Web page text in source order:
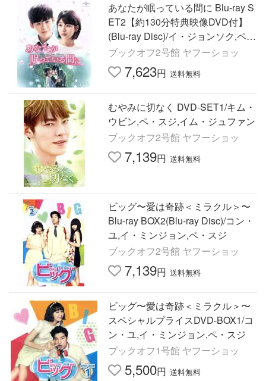
あなたが眠っている間に Blu-ray S
ET2【約130分特典映像DVD付】
(Blu-ray Disc)/イ・ジョンソク,ペ・
スジ
ブックオフ2号館 ヤフーショッ
7,623円 送料無料
むやみに切なく DVD-SET1/キム・
ウビン,ペ・スジ,イム・ジュファン
ブックオフ2号館 ヤフーショッ
7,139円 送料無料
ビッグ〜愛は奇跡＜ミラクル＞〜
Blu-ray BOX2(Blu-ray Disc)/コン・
ユ,イ・ミンジョン,ペ・スジ
ブックオフ2号館 ヤフーショッ
7,139円 送料無料
ビッグ〜愛は奇跡＜ミラクル＞〜
スペシャルプライスDVD-BOX1/コ
ン・ユ,イ・ミンジョン,ペ・スジ
ブックオフ1号館 ヤフーショッ
5,500円 送料無料